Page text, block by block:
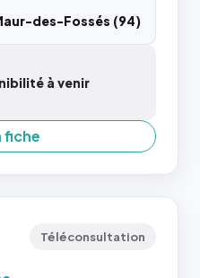
des-Fossés (94)
à venir
fiche
Téléconsultation